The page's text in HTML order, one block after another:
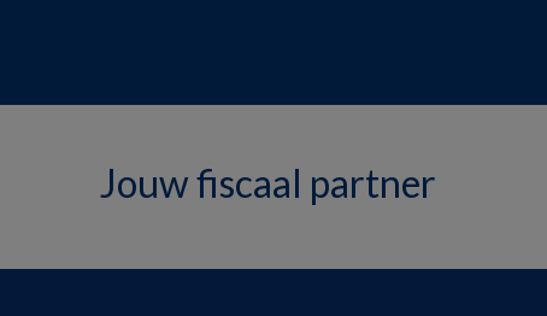
Jouw fiscaal partner